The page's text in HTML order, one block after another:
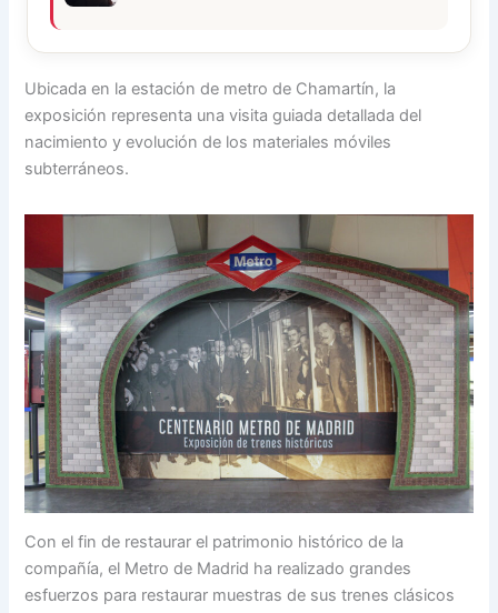
Ubicada en la estación de metro de Chamartín, la
exposición representa una visita guiada detallada del
nacimiento y evolución de los materiales móviles
subterráneos.
Con el fin de restaurar el patrimonio histórico de la
compañía, el Metro de Madrid ha realizado grandes
esfuerzos para restaurar muestras de sus trenes clásicos